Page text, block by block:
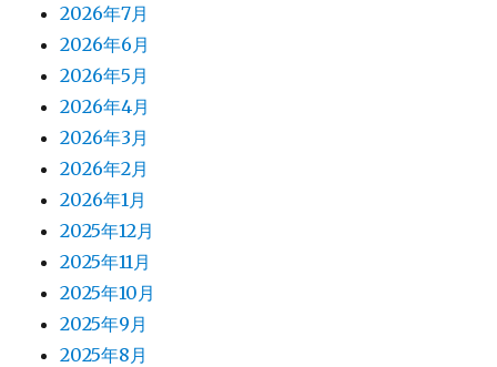
2026年7月
2026年6月
2026年5月
2026年4月
2026年3月
2026年2月
2026年1月
2025年12月
2025年11月
2025年10月
2025年9月
2025年8月